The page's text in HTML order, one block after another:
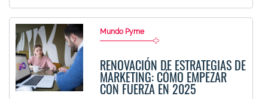
Mundo Pyme
RENOVACIÓN DE ESTRATEGIAS DE
MARKETING: CÓMO EMPEZAR
CON FUERZA EN 2025